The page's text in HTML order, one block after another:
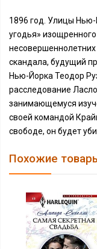
1896 год. Улицы Нью-
угодья»
скандала, будущий
Нью-Йорка Теодор
расследование
занимающемуся
своей командой
свободе, он будет
Похожие